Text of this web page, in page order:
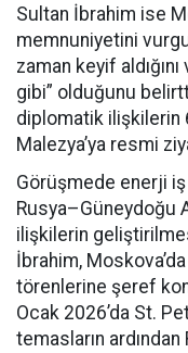
Sultan İbrahim ise
memnuniyetini
zaman keyif
gibi” olduğunu
diplomatik ilişkilerin
Malezya’ya resmi
Görüşmede enerji
Rusya–Güneydoğu
ilişkilerin
İbrahim,
törenlerine şeref
Ocak 2026’da St.
temasların